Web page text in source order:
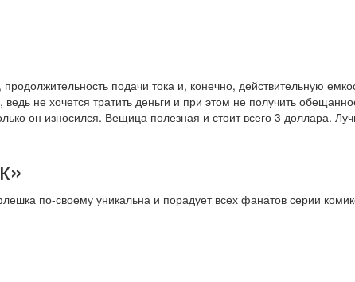
подачи тока и, конечно, действительную
ведь не хочется тратить деньги и при этом не получить
он износился. Вещица полезная и стоит всего 3 доллара.
по-своему уникальна и порадует всех фанатов серии